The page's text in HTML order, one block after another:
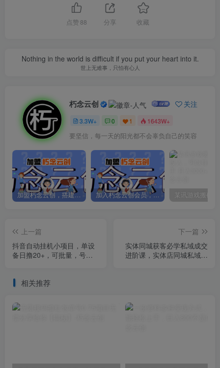
点赞 88 分享 收藏
Nothing in the world is difficult if you put your heart into it.
世上无难事，只怕有心人
朽念云创 关注
3.3W+ 0 1 1643W+
要坚信，每一天的阳光都不会辜负自己的笑容
加盟朽念云创，搭建同款项目资源站，实现日入2000+ 加入朽念云创会员，全站资源免费学习。
上一篇
抖音自动挂机小项目，单设
备日撸20+，可批量，号越
下一篇
实体同城获客必学私域成交
进阶课，实体店同城私域朋
相关推荐